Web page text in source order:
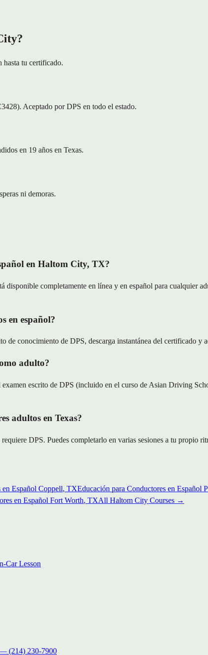
hasta tu certificado.
Aceptado por DPS en todo el estado.
en 19 años en Texas.
ni demoras.
en Haltom City, TX?
completamente en línea y en español para cualquier
en español?
conocimiento de DPS, descarga instantánea del certificado y
adulto?
escrito de DPS (incluido en el curso de Asian Driving
adultos en Texas?
DPS. Puedes completarlo en varias sesiones a tu propio
Español Coppell, TXEducación para Conductores en Español
en Español Fort Worth, TXAll Haltom City Courses →
Car Lesson
(214) 230-7900